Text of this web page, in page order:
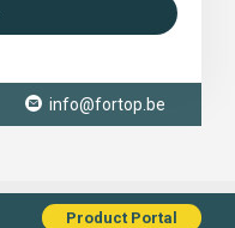
info@fortop.be
Product Portal